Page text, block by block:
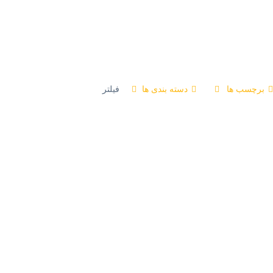
فیلتر دسته بندی ها برچسب ها